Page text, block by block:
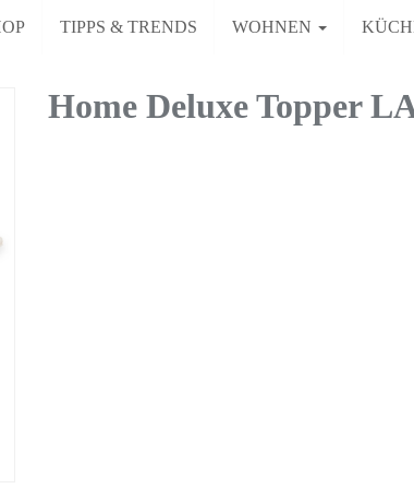
TIPPS & TRENDS WOHNEN
Home Deluxe Topper